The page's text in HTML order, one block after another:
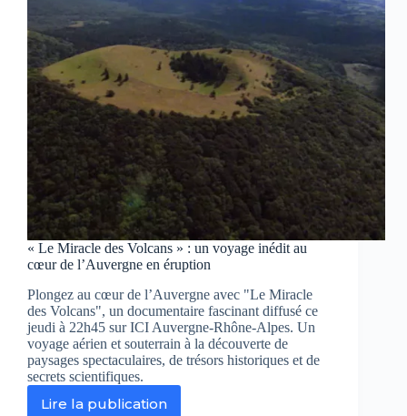
Auvergne-
Rhône-
« Le Miracle des Volcans » : un voyage inédit au
cœur de l’Auvergne en éruption
Plongez au cœur de l’Auvergne avec "Le Miracle
des Volcans", un documentaire fascinant diffusé ce
jeudi à 22h45 sur ICI Auvergne-Rhône-Alpes. Un
voyage aérien et souterrain à la découverte de
paysages spectaculaires, de trésors historiques et de
secrets scientifiques.
Lire la publication
« Le